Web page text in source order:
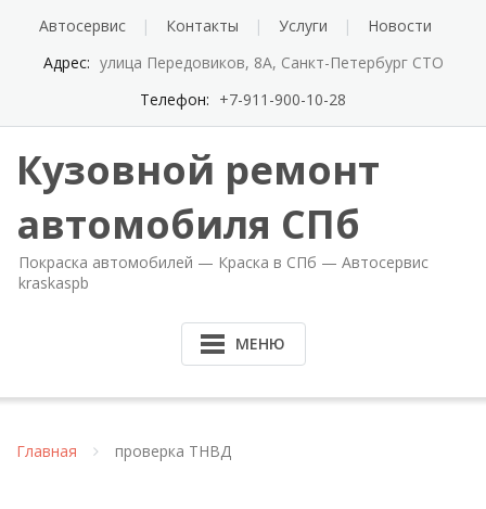
Автосервис Контакты Услуги
Новости
Адрес: улица Передовиков, 8А, Санкт-Петербург СТО
Телефон: +7-911-900-10-28
Кузовной ремонт
автомобиля СПб
Покраска автомобилей — Краска в СПб — Автосервис
kraskaspb
МЕНЮ
Главная проверка ТНВД